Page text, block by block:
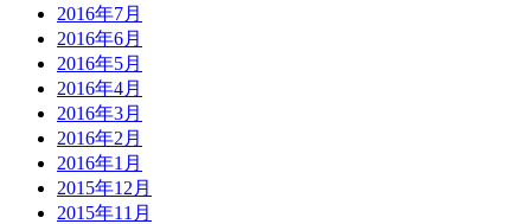
2016年7月
2016年6月
2016年5月
2016年4月
2016年3月
2016年2月
2016年1月
2015年12月
2015年11月